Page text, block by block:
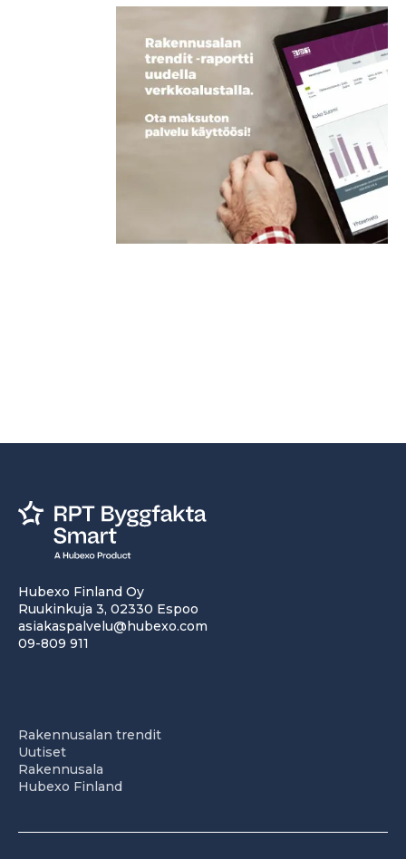
Hubexo Finland Oy
Ruukinkuja 3, 02330 Espoo
asiakaspalvelu@hubexo.com
09-809 911
Rakennusalan trendit
Uutiset
Rakennusala
Hubexo Finland